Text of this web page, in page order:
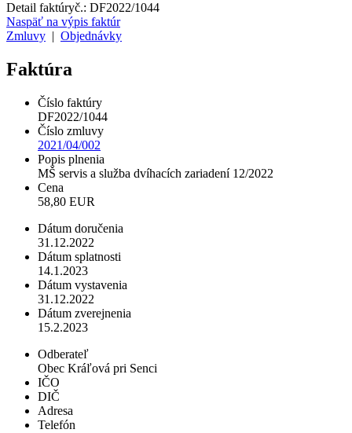
Detail faktúryč.: DF2022/1044
Naspäť na výpis faktúr
Zmluvy
Objednávky
Faktúra
Číslo faktúry
DF2022/1044
Číslo zmluvy
2021/04/002
Popis plnenia
MŠ servis a služba dvíhacích zariadení 12/2022
Cena
58,80 EUR
Dátum doručenia
31.12.2022
Dátum splatnosti
14.1.2023
Dátum vystavenia
31.12.2022
Dátum zverejnenia
15.2.2023
Odberateľ
Obec Kráľová pri Senci
IČO
DIČ
Adresa
Telefón